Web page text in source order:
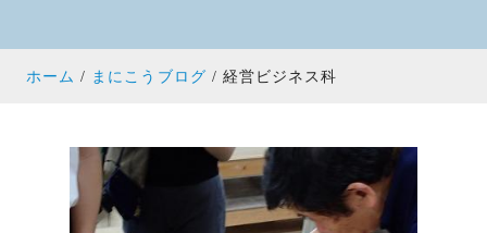
ホーム まにこうブログ 経営ビジネス科